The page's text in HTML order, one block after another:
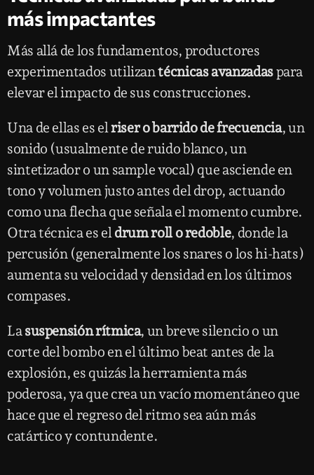
más impactantes
Más allá de los fundamentos, productores
experimentados utilizantécnicas avanzadaspara
elevar el impacto de sus construcciones.
Una de ellas es elriser o barrido de frecuencia, un
sonido (usualmente de ruido blanco, un
sintetizador o un sample vocal) que asciende en
tono y volumen justo antes del drop, actuando
como una flecha que señala el momento cumbre.
Otra técnica es eldrum roll o redoble, donde la
percusión (generalmente los snares o los hi-hats)
aumenta su velocidad y densidad en los últimos
compases.
Lasuspensión rítmica, un breve silencio o un
corte del bombo en el último beat antes de la
explosión, es quizás la herramienta más
poderosa, ya que crea un vacío momentáneo que
hace que el regreso del ritmo sea aún más
catártico y contundente.